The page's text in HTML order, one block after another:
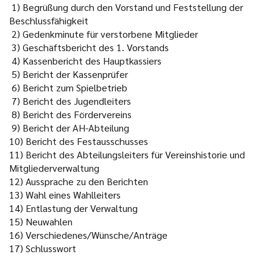
1) Begrüßung durch den Vorstand und Feststellung der
Beschlussfähigkeit
2) Gedenkminute für verstorbene Mitglieder
3) Geschäftsbericht des 1. Vorstands
4) Kassenbericht des Hauptkassiers
5) Bericht der Kassenprüfer
6) Bericht zum Spielbetrieb
7) Bericht des Jugendleiters
8) Bericht des Fördervereins
9) Bericht der AH-Abteilung
10) Bericht des Festausschusses
11) Bericht des Abteilungsleiters für Vereinshistorie und
Mitgliederverwaltung
12) Aussprache zu den Berichten
13) Wahl eines Wahlleiters
14) Entlastung der Verwaltung
15) Neuwahlen
16) Verschiedenes/Wünsche/Anträge
17) Schlusswort